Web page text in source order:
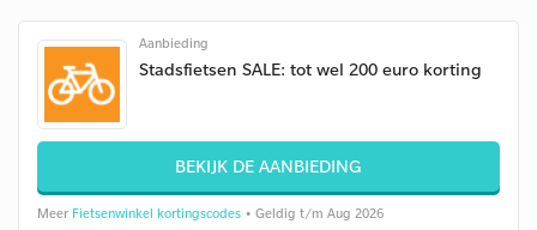
Aanbieding
Stadsfietsen SALE: tot wel 200 euro korting
BEKIJK DE AANBIEDING
Meer Fietsenwinkel kortingscodes • Geldig t/m Aug 2026